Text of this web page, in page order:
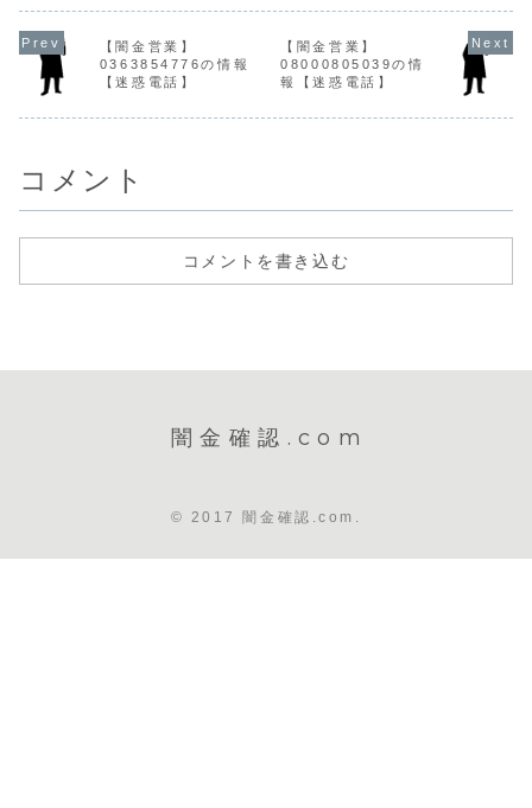
m企業概要をチェ
ックすると、貸金
業番号が確認でき
ませんでした。貸
金の法...
住所、連絡先など
一切ありません。
このような闇金サ
イトで申し込みを
してしまうと、
融資の営業をかけ
登録もなく、信用
情報がありませ
ん。取り立て時は
攻撃的な言葉遣い
を始めます。非常
100万まで
す。しかし
電話を契約
末を指定の
郵送する事
です。言葉
詐欺ではな
【闇金営業】
0363854776の情報
【迷惑電話】
【闇金営業】
08000805039の情
報【迷惑電話】
コメント
コメントを書き込む
闇金確認.com
© 2017 闇金確認.com.